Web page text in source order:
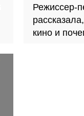
Режиссер-
кино и